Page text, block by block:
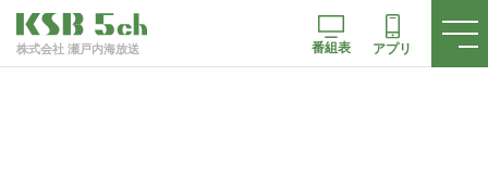
株式会社 瀬戸内海放送 番組表 アプリ